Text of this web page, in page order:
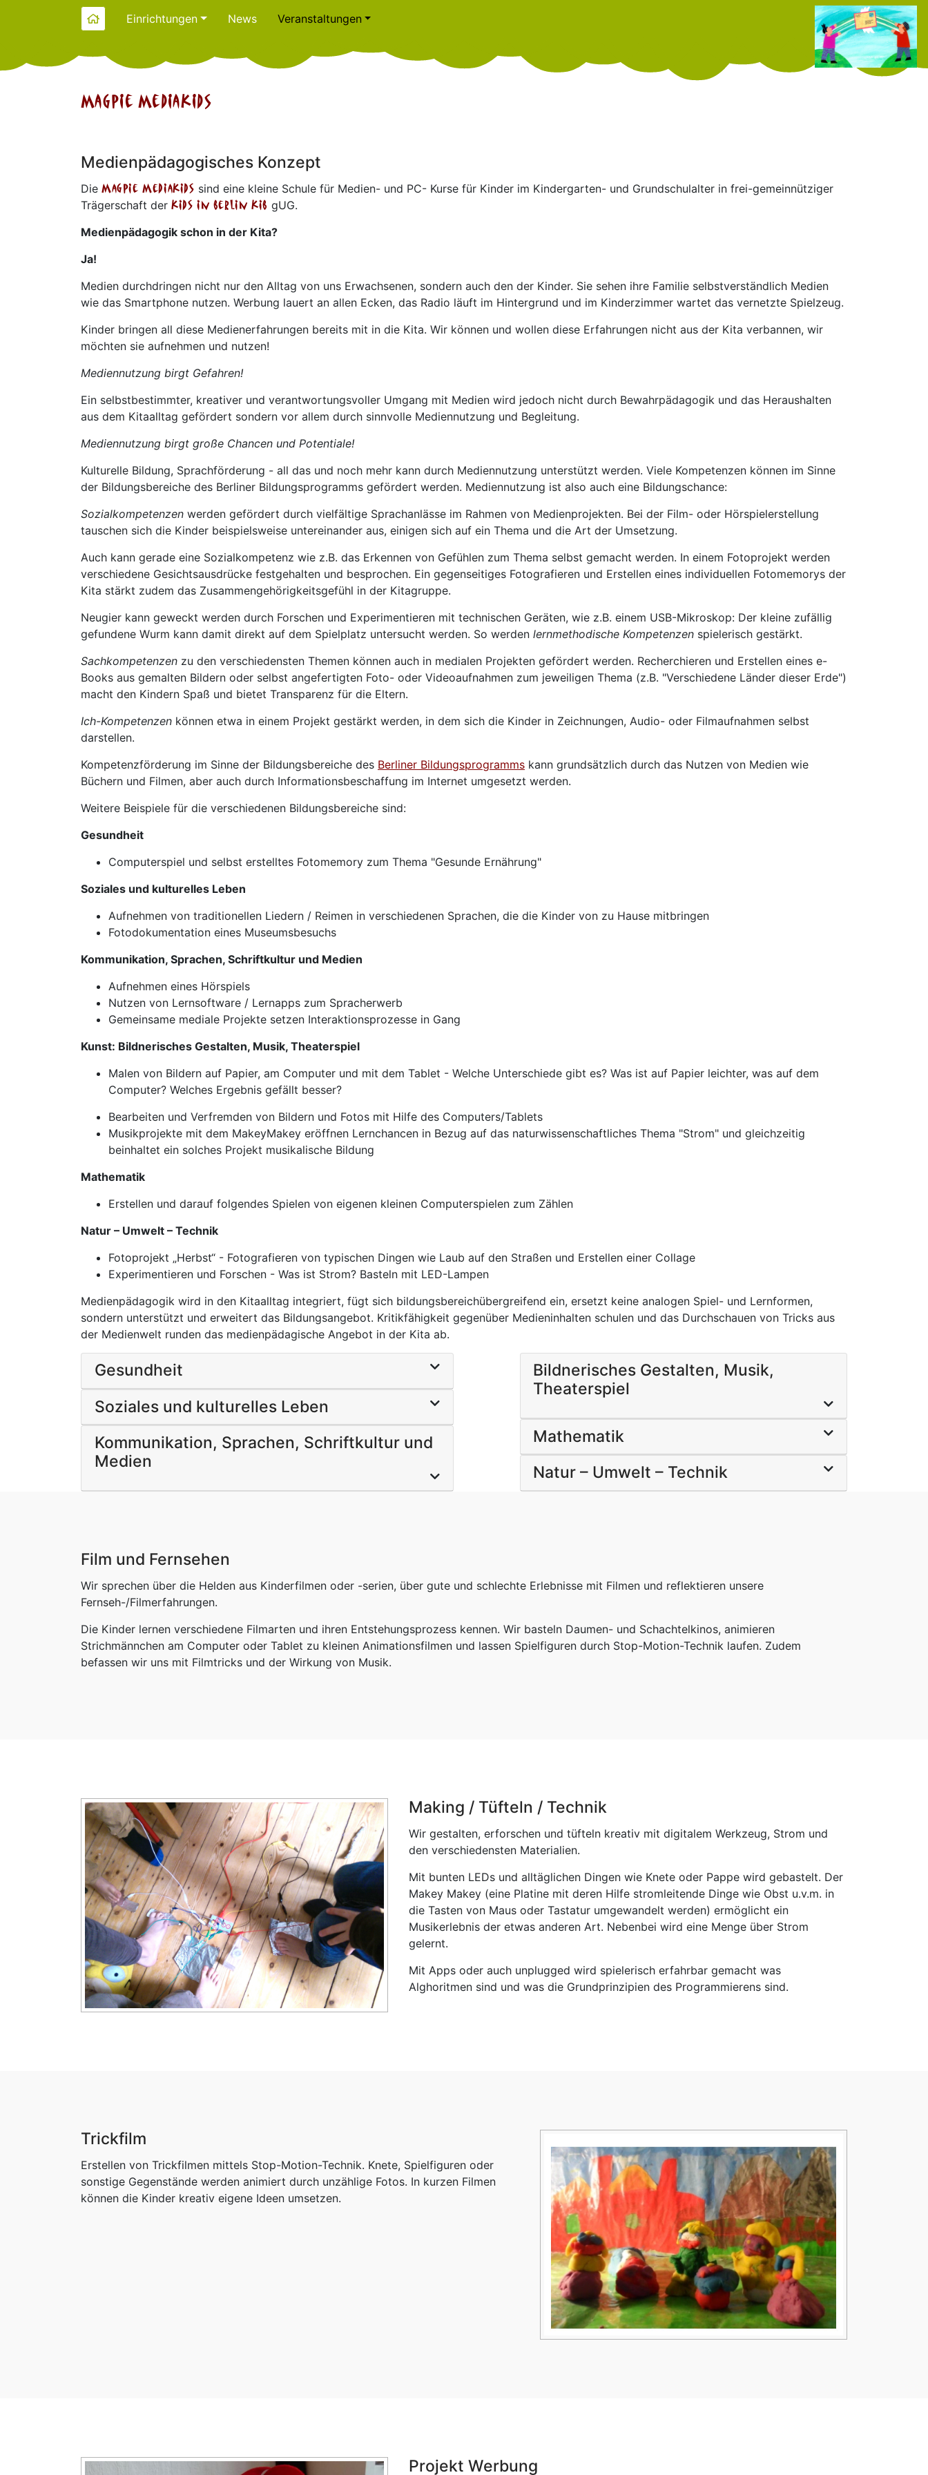
Einrichtungen News Veranstaltungen
Magpie Mediakids
Medienpädagogisches Konzept
Die Magpie Mediakids sind eine kleine Schule für Medien- und PC- Kurse für Kinder im Kindergarten- und Grundschulalter in frei-gemeinnütziger
Trägerschaft der kids in berlin kib gUG.
Medienpädagogik schon in der Kita?
Ja!
Medien durchdringen nicht nur den Alltag von uns Erwachsenen, sondern auch den der Kinder. Sie sehen ihre Familie selbstverständlich Medien
wie das Smartphone nutzen. Werbung lauert an allen Ecken, das Radio läuft im Hintergrund und im Kinderzimmer wartet das vernetzte Spielzeug.
Kinder bringen all diese Medienerfahrungen bereits mit in die Kita. Wir können und wollen diese Erfahrungen nicht aus der Kita verbannen, wir
möchten sie aufnehmen und nutzen!
Mediennutzung birgt Gefahren!
Ein selbstbestimmter, kreativer und verantwortungsvoller Umgang mit Medien wird jedoch nicht durch Bewahrpädagogik und das Heraushalten
aus dem Kitaalltag gefördert sondern vor allem durch sinnvolle Mediennutzung und Begleitung.
Mediennutzung birgt große Chancen und Potentiale!
Kulturelle Bildung, Sprachförderung - all das und noch mehr kann durch Mediennutzung unterstützt werden. Viele Kompetenzen können im Sinne
der Bildungsbereiche des Berliner Bildungsprogramms gefördert werden. Mediennutzung ist also auch eine Bildungschance:
Sozialkompetenzen werden gefördert durch vielfältige Sprachanlässe im Rahmen von Medienprojekten. Bei der Film- oder Hörspielerstellung
tauschen sich die Kinder beispielsweise untereinander aus, einigen sich auf ein Thema und die Art der Umsetzung.
Auch kann gerade eine Sozialkompetenz wie z.B. das Erkennen von Gefühlen zum Thema selbst gemacht werden. In einem Fotoprojekt werden
verschiedene Gesichtsausdrücke festgehalten und besprochen. Ein gegenseitiges Fotografieren und Erstellen eines individuellen Fotomemorys der
Kita stärkt zudem das Zusammengehörigkeitsgefühl in der Kitagruppe.
Neugier kann geweckt werden durch Forschen und Experimentieren mit technischen Geräten, wie z.B. einem USB-Mikroskop: Der kleine zufällig
gefundene Wurm kann damit direkt auf dem Spielplatz untersucht werden. So werden lernmethodische Kompetenzen spielerisch gestärkt.
Sachkompetenzen zu den verschiedensten Themen können auch in medialen Projekten gefördert werden. Recherchieren und Erstellen eines e-
Books aus gemalten Bildern oder selbst angefertigten Foto- oder Videoaufnahmen zum jeweiligen Thema (z.B. "Verschiedene Länder dieser Erde")
macht den Kindern Spaß und bietet Transparenz für die Eltern.
Ich-Kompetenzen können etwa in einem Projekt gestärkt werden, in dem sich die Kinder in Zeichnungen, Audio- oder Filmaufnahmen selbst
darstellen.
Kompetenzförderung im Sinne der Bildungsbereiche des Berliner Bildungsprogramms kann grundsätzlich durch das Nutzen von Medien wie
Büchern und Filmen, aber auch durch Informationsbeschaffung im Internet umgesetzt werden.
Weitere Beispiele für die verschiedenen Bildungsbereiche sind:
Gesundheit
Computerspiel und selbst erstelltes Fotomemory zum Thema "Gesunde Ernährung"
Soziales und kulturelles Leben
Aufnehmen von traditionellen Liedern / Reimen in verschiedenen Sprachen, die die Kinder von zu Hause mitbringen
Fotodokumentation eines Museumsbesuchs
Kommunikation, Sprachen, Schriftkultur und Medien
Aufnehmen eines Hörspiels
Nutzen von Lernsoftware / Lernapps zum Spracherwerb
Gemeinsame mediale Projekte setzen Interaktionsprozesse in Gang
Kunst: Bildnerisches Gestalten, Musik, Theaterspiel
Malen von Bildern auf Papier, am Computer und mit dem Tablet - Welche Unterschiede gibt es? Was ist auf Papier leichter, was auf dem
Computer? Welches Ergebnis gefällt besser?
Bearbeiten und Verfremden von Bildern und Fotos mit Hilfe des Computers/Tablets
Musikprojekte mit dem MakeyMakey eröffnen Lernchancen in Bezug auf das naturwissenschaftliches Thema "Strom" und gleichzeitig
beinhaltet ein solches Projekt musikalische Bildung
Mathematik
Erstellen und darauf folgendes Spielen von eigenen kleinen Computerspielen zum Zählen
Natur – Umwelt – Technik
Fotoprojekt „Herbst“ - Fotografieren von typischen Dingen wie Laub auf den Straßen und Erstellen einer Collage
Experimentieren und Forschen - Was ist Strom? Basteln mit LED-Lampen
Medienpädagogik wird in den Kitaalltag integriert, fügt sich bildungsbereichübergreifend ein, ersetzt keine analogen Spiel- und Lernformen,
sondern unterstützt und erweitert das Bildungsangebot. Kritikfähigkeit gegenüber Medieninhalten schulen und das Durchschauen von Tricks aus
der Medienwelt runden das medienpädagische Angebot in der Kita ab.
Gesundheit
Soziales und kulturelles Leben
Kommunikation, Sprachen, Schriftkultur und
Medien
Bildnerisches Gestalten, Musik,
Theaterspiel
Mathematik
Natur – Umwelt – Technik
Film und Fernsehen
Wir sprechen über die Helden aus Kinderfilmen oder -serien, über gute und schlechte Erlebnisse mit Filmen und reflektieren unsere
Fernseh-/Filmerfahrungen.
Die Kinder lernen verschiedene Filmarten und ihren Entstehungsprozess kennen. Wir basteln Daumen- und Schachtelkinos, animieren
Strichmännchen am Computer oder Tablet zu kleinen Animationsfilmen und lassen Spielfiguren durch Stop-Motion-Technik laufen. Zudem
befassen wir uns mit Filmtricks und der Wirkung von Musik.
Making / Tüfteln / Technik
Wir gestalten, erforschen und tüfteln kreativ mit digitalem Werkzeug, Strom und
den verschiedensten Materialien.
Mit bunten LEDs und alltäglichen Dingen wie Knete oder Pappe wird gebastelt. Der
Makey Makey (eine Platine mit deren Hilfe stromleitende Dinge wie Obst u.v.m. in
die Tasten von Maus oder Tastatur umgewandelt werden) ermöglicht ein
Musikerlebnis der etwas anderen Art. Nebenbei wird eine Menge über Strom
gelernt.
Mit Apps oder auch unplugged wird spielerisch erfahrbar gemacht was
Alghoritmen sind und was die Grundprinzipien des Programmierens sind.
Trickfilm
Erstellen von Trickfilmen mittels Stop-Motion-Technik. Knete, Spielfiguren oder
sonstige Gegenstände werden animiert durch unzählige Fotos. In kurzen Filmen
können die Kinder kreativ eigene Ideen umsetzen.
Projekt Werbung